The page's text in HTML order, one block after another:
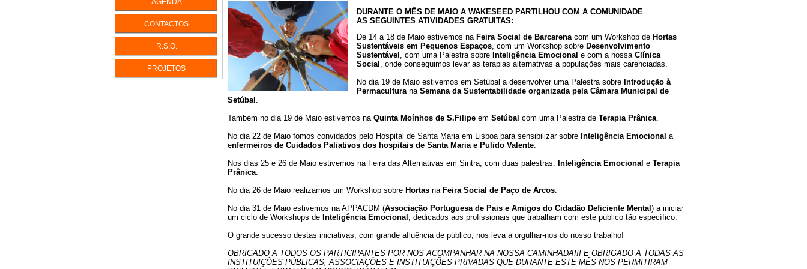
AGENDA
CONTACTOS
R.S.O.
PROJETOS
INTELIGÊNCIA EMOCIONAL
INTELIGÊNCIA ESPIRITUAL
PERFIS DE
PERSONALIDADE:
ENEAGRAMA
EQUILÍBRIO PESSOAL
LIDAR COM O CONFLITO
IKIGAI - Viver com Propósito
A Vida como Projeto
TRANSFORMAÇÃO
PESSOAL
TERAPIA PRÂNICA ® e
PSICOTERAPIA PRANICA ®
MASSAGEM AYURVÉDICA
WORKSHOPS DE
MASSAGENS
TERAPÊUTICAS
ESPIRAL DA VIDA
CLÍNICA SOCIAL
Curso iniciação â Meditação
Festival MAYOM
JARDINS TERAPÊUTICOS
CÍRCULOS DE SEMENTES
Sobre Frederica Teixeira e
Pepa Bernardes
FLORESCIMENTO HUMANO
E ORGANIZACIONAL
Sobre Emídio Ferra
DURANTE O MÊS DE MAIO A WAKESEED PARTILHOU COM A COMUNIDADE
AS SEGUINTES ATIVIDADES GRATUITAS:
De 14 a 18 de Maio estivemos na Feira Social de Barcarena com um Workshop de Hortas
Sustentáveis em Pequenos Espaços , com um Workshop sobre Desenvolvimento
Sustentável
, com uma Palestra sobre Inteligência Emocional e com a nossa Clínica
Social
, onde conseguimos levar as terapias alternativas a populações mais carenciadas.
No dia 19 de Maio estivemos em Setúbal a desenvolver uma Palestra sobre Introdução à
Permacultura na Semana da Sustentabilidade organizada pela Câmara Municipal de
Setúbal
Também no dia 19 de Maio estivemos na Quinta Moínhos de S.Filipe em Setúbal com uma Palestra de Terapia Prânica
No dia 22 de Maio fomos convidados pelo Hospital de Santa Maria em Lisboa para sensibilizar sobre Inteligência Emocional a
enfermeiros de Cuidados Paliativos dos hospitais de Santa Maria e Pulido Valente
Nos dias 25 e 26 de Maio estivemos na Feira das Alternativas em Sintra, com duas palestras: Inteligência Emocional e Terapia
Prânica
No dia 26 de Maio realizamos um Workshop sobre Hortas na Feira Social de Paço de Arcos
No dia 31 de Maio estivemos na APPACDM (Associação Portuguesa de Pais e Amigos do Cidadão Deficiente Mental ) a iniciar
um ciclo de Workshops de Inteligência Emocional
, dedicados aos profissionais que trabalham com este público tão específico.
O grande sucesso destas iniciativas, com grande afluência de público, nos leva a orgulhar-nos do nosso trabalho!
OBRIGADO A TODOS OS PARTICIPANTES POR NOS ACOMPANHAR NA NOSSA CAMINHADA!!! E OBRIGADO A TODAS AS
INSTITUIÇÕES PÚBLICAS, ASSOCIAÇÕES E INSTITUIÇÕES PRIVADAS QUE DURANTE ESTE MÊS NOS PERMITIRAM